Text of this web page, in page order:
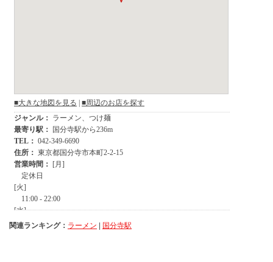
関連ランキング： ラーメン | 国分寺駅